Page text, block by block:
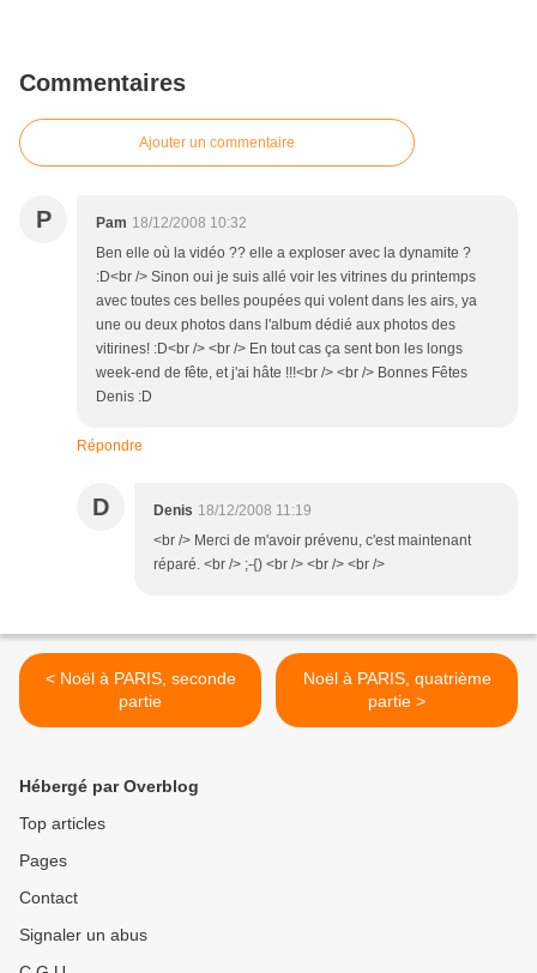
Commentaires
Ajouter un commentaire
P Pam 18/12/2008 10:32
Ben elle où la vidéo ?? elle a exploser avec la dynamite ?
:D<br /> Sinon oui je suis allé voir les vitrines du printemps
avec toutes ces belles poupées qui volent dans les airs, ya
une ou deux photos dans l'album dédié aux photos des
vitirines! :D<br /> <br /> En tout cas ça sent bon les longs
week-end de fête, et j'ai hâte !!!<br /> <br /> Bonnes Fêtes
Denis :D
Répondre
D Denis 18/12/2008 11:19
<br /> Merci de m'avoir prévenu, c'est maintenant
réparé. <br /> ;-{) <br /> <br /> <br />
< Noël à PARIS, seconde
partie
Noël à PARIS, quatrième
partie >
Hébergé par Overblog
Top articles
Pages
Contact
Signaler un abus